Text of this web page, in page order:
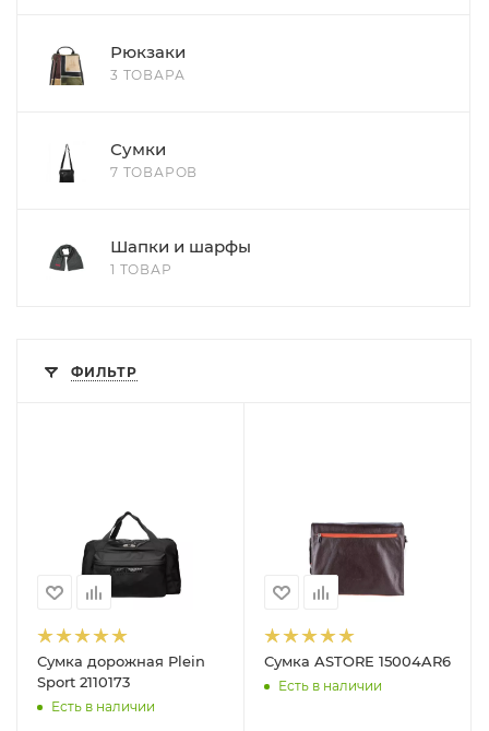
Рюкзаки
3 ТОВАРА
Сумки
7 ТОВАРОВ
Шапки и шарфы
1 ТОВАР
ФИЛЬТР
Сумка дорожная Plein
Sport 2110173
Есть в наличии
Сумка ASTORE 15004AR6
Есть в наличии